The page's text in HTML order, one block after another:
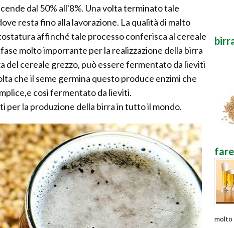
dal 50% all'8%. Una volta terminato tale
resta fino alla lavorazione. La qualità di malto
affinché tale processo conferisca al cereale
molto imporrante per la realizzazione della birra
del cereale grezzo, può essere fermentato da lieviti
che il seme germina questo produce enzimi che
così fermentato da lieviti.
la produzione della birra in tutto il mondo.
molto